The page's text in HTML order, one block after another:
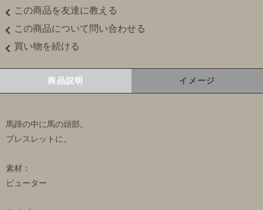
この商品を友達に教える
この商品について問い合わせる
買い物を続ける
商品説明 イメージ
馬蹄の中に馬の頭部。
ブレスレットに。
素材：
ピューター